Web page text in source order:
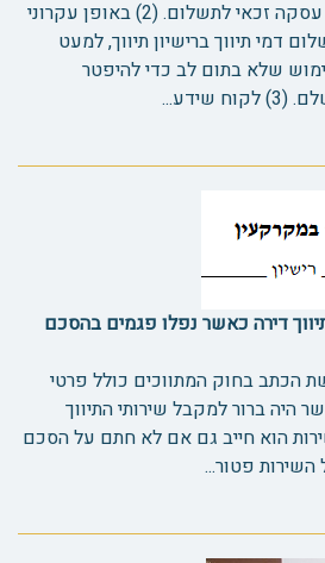
(1) מתווך שהביא לסגירת עסקה זכאי לתשלום. (2) באופן עקרוני
דמי תיווך ברישיון תיווך, למעט
שלא בתום לב כדי להיפטר
דירה כאשר נפלו פגמים בהסכם
הכתב בחוק המתווכים כולל פרטי
(2) כאשר היה ברור למקבל שירותי התיווך
הוא חייב גם אם לא חתם על הסכם